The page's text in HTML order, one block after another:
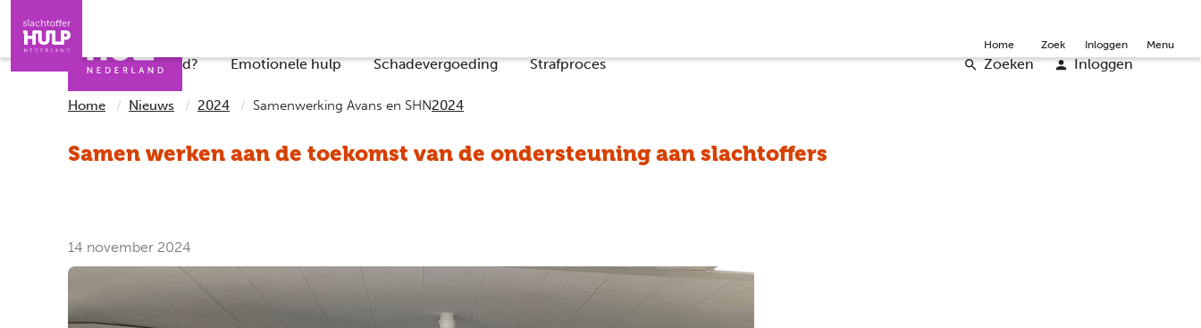
Wat is er gebeurd? Emotionele hulp Schadevergoeding Strafproces Zoeken Inloggen
Home Zoek Inloggen Menu
Home Nieuws 2024 Samenwerking Avans en SHN2024
Samen werken aan de toekomst van de ondersteuning aan slachtoffers
14 november 2024